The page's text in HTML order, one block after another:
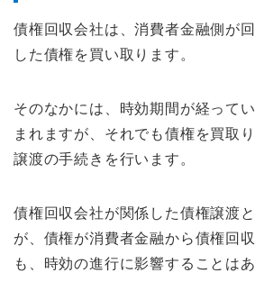
債権回収会社は、消費者金融側が
した債権を買い取ります。
そのなかには、時効期間が経って
まれますが、それでも債権を買取
譲渡の手続きを行います。
債権回収会社が関係した債権譲渡
が、債権が消費者金融から債権回
も、時効の進行に影響することはあ